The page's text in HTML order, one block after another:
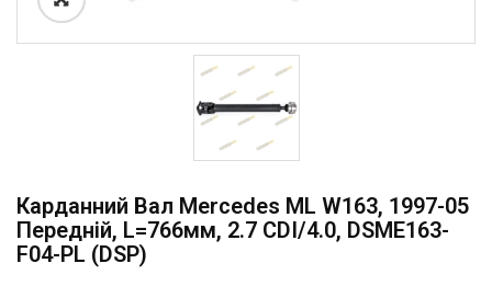
Карданний Вал Mercedes ML W163, 1997-05
Передній, L=766мм, 2.7 CDI/4.0, DSME163-
F04-PL (DSP)